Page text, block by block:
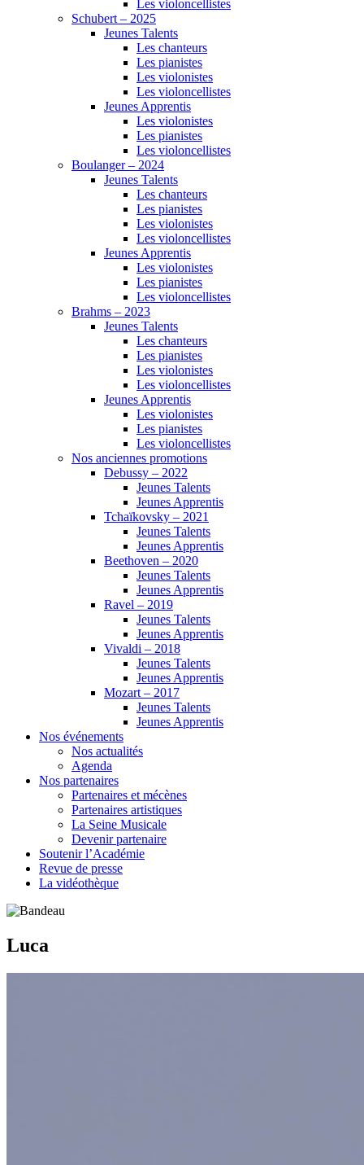
Les violoncellistes
Schubert – 2025
Jeunes Talents
Les chanteurs
Les pianistes
Les violonistes
Les violoncellistes
Jeunes Apprentis
Les violonistes
Les pianistes
Les violoncellistes
Boulanger – 2024
Jeunes Talents
Les chanteurs
Les pianistes
Les violonistes
Les violoncellistes
Jeunes Apprentis
Les violonistes
Les pianistes
Les violoncellistes
Brahms – 2023
Jeunes Talents
Les chanteurs
Les pianistes
Les violonistes
Les violoncellistes
Jeunes Apprentis
Les violonistes
Les pianistes
Les violoncellistes
Nos anciennes promotions
Debussy – 2022
Jeunes Talents
Jeunes Apprentis
Tchaïkovsky – 2021
Jeunes Talents
Jeunes Apprentis
Beethoven – 2020
Jeunes Talents
Jeunes Apprentis
Ravel – 2019
Jeunes Talents
Jeunes Apprentis
Vivaldi – 2018
Jeunes Talents
Jeunes Apprentis
Mozart – 2017
Jeunes Talents
Jeunes Apprentis
Nos événements
Nos actualités
Agenda
Nos partenaires
Partenaires et mécènes
Partenaires artistiques
La Seine Musicale
Devenir partenaire
Soutenir l’Académie
Revue de presse
La vidéothèque
Luca